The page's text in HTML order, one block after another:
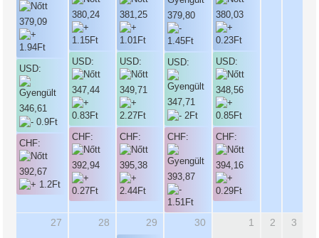
379,09
USD:
346,61
CHF:
392,67
380,24
USD:
347,44
CHF:
392,94
381,25
USD:
349,71
CHF:
395,38
379,80
USD:
347,71
CHF:
393,87
380,03
USD:
348,56
CHF:
394,16
27 28 29 30 1 2 3